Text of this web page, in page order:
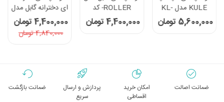
KULE مدل KL-
15011 مناسب برای
لپ تاپ 15.6 اینچی 5,600,000 تومان
ROLLER- کد
232502019
4,400,000 تومان
ای دخترانه گابل مدل
234302 Tizas
4,400,000 تومان
4,840,000 تومان
ضمانت اصالت
امکان خرید
اقساطی
پردازش و ارسال
سریع
ضمانت بازگشت